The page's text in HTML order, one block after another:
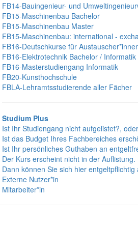
FB14-Bauingenieur- und
FB15-Maschinenbau Bachelor
FB15-Maschinenbau Master
FB15-Maschinenbau: international -
FB16-Deutschkurse für
FB16-Elektrotechnik Bachelor /
FB16-Masterstudiengang Informatik
FB20-Kunsthochschule
FBLA-Lehramtsstudierende aller Fächer
Studium Plus
Ist Ihr Studiengang nicht aufgelistet?, oder
Ist das Budget Ihres Fachbereiches
Ist Ihr persönliches Guthaben an
Der Kurs erscheint nicht in der Auflistung.
Dann können Sie sich hier entgeltpflichtig
Externe Nutzer*in
Mitarbeiter*in